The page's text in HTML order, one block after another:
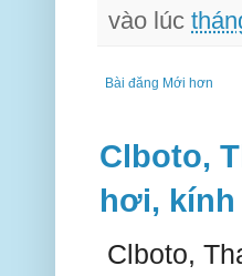
vào lúc
Bài đăng Mới hơn
Clboto,
hơi,
Clboto,